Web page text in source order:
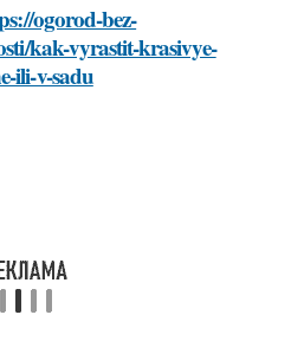
ogorod-bez-
kak-vyrastit-krasivye-
ili-v-sadu